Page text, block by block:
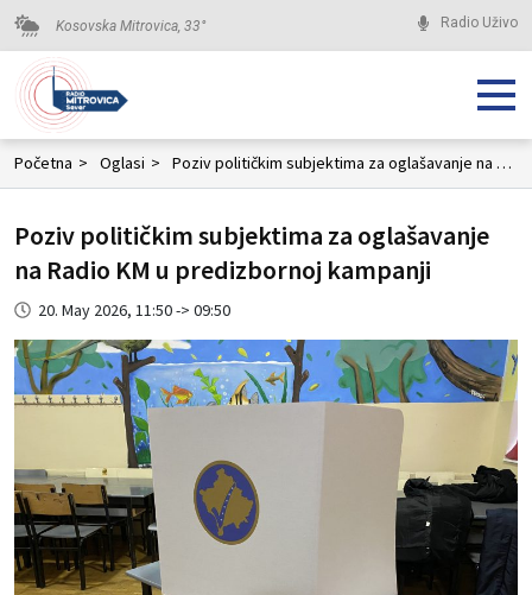
Kosovska Mitrovica, 33° Radio Uživo
Početna > Oglasi > Poziv političkim subjektima za oglašavanje na Radio KM u predizbornoj kampanji
Poziv političkim subjektima za oglašavanje
na Radio KM u predizbornoj kampanji
20. May 2026, 11:50 -> 09:50